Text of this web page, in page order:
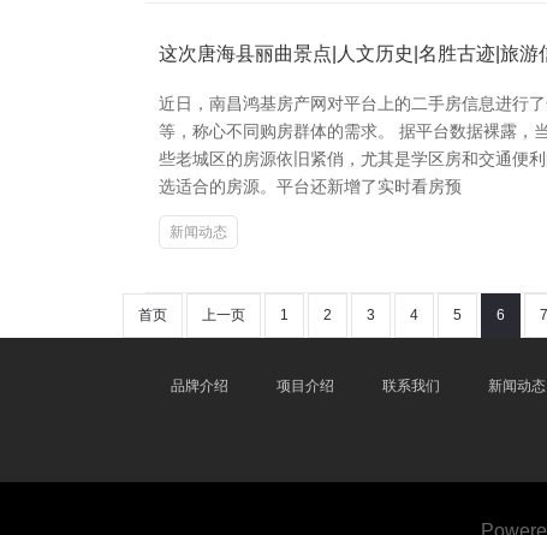
这次唐海县丽曲景点|人文历史|名胜古迹|旅
近日，南昌鸿基房产网对平台上的二手房信息进行
等，称心不同购房群体的需求。 据平台数据裸露，
些老城区的房源依旧紧俏，尤其是学区房和交通便
选适合的房源。平台还新增了实时看房预
新闻动态
首页 上一页 1 2 3 4 5 6 7
品牌介绍 项目介绍 联系我们 新闻动态